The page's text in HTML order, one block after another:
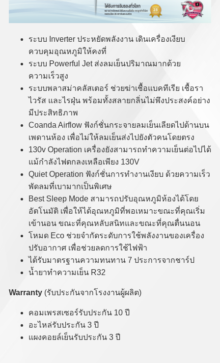
ระบบ Inverter ประหยัดพลังงาน เดินเครื่องเงียบ
ควบคุมอุณหภูมิให้คงที่
ระบบ Powerful Jet ส่งลมเย็นปริมาณมากด้วย
ความเร็วสูง
ระบบพลาสม่าคลัสเตอร์ ช่วยฆ่าเชื้อแบคทีเรีย เชื้อรา
ไวรัส และไรฝุ่น พร้อมทั้งสลายกลิ่นไม่พึงประสงค์อย่าง
มีประสิทธิภาพ
Coanda Airflow ฟังก์ชั่นกระจายลมเย็นเลียดไปด้านบน
เพดานห้อง เพื่อไม่ให้ลมเย็นส่งไปยังตัวคนโดยตรง
130v Operation เครื่องยังสามารถทำความเย็นต่อไปได้
แม้กำลังไฟตกลงเหลือเพียง 130V
Quiet Operation ฟังก์ชั่นการทำงานเงียบ ด้วยความเร็ว
พัดลมที่เบามากเป็นพิเศษ
Best Sleep Mode สามารถปรับอุณหภูมิห้องได้โดย
อัตโนมัติ เพื่อให้ได้อุณหภูมิที่พอเหมาะขณะที่คุณเริ่ม
เข้านอน ขณะที่คุณหลับสนิทและขณะที่คุณตื่นนอน
โหมด Eco ช่วยจำกัดระดับการใช้พลังงานของเครื่อง
ปรับอากาศ เพื่อช่วยลดการใช้ไฟฟ้า
ได้รับมาตรฐานความทนทาน 7 ประการจากชาร์ป
น้ำยาทำความเย็น R32
Warranty(รับประกันจากโรงงานผู้ผลิต)
คอมเพรสเซอร์รับประกัน 10 ปี
อะไหล่รับประกัน 3 ปี
แผงคอยล์เย็นรับประกัน 3 ปี